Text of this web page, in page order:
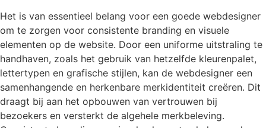
Het is van essentieel belang voor een goede webdesigner
om te zorgen voor consistente branding en visuele
elementen op de website. Door een uniforme uitstraling te
handhaven, zoals het gebruik van hetzelfde kleurenpalet,
lettertypen en grafische stijlen, kan de webdesigner een
samenhangende en herkenbare merkidentiteit creëren. Dit
draagt bij aan het opbouwen van vertrouwen bij
bezoekers en versterkt de algehele merkbeleving.